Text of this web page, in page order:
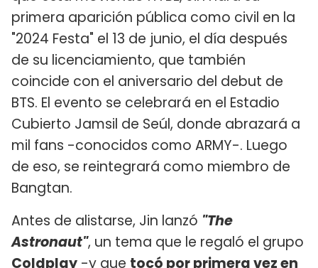
primera aparición pública como civil en la
"2024 Festa" el 13 de junio, el día después
de su licenciamiento, que también
coincide con el aniversario del debut de
BTS. El evento se celebrará en el Estadio
Cubierto Jamsil de Seúl, donde abrazará a
mil fans -conocidos como ARMY-. Luego
de eso, se reintegrará como miembro de
Bangtan.
Antes de alistarse, Jin lanzó "The
Astronaut", un tema que le regaló el grupo
Coldplay -y que tocó por primera vez en